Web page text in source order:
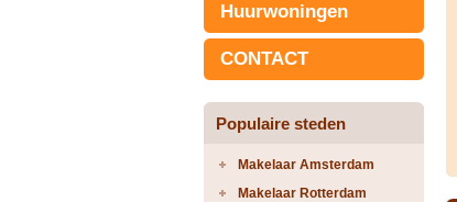
Huurwoningen
CONTACT
Populaire steden
Makelaar Amsterdam
Makelaar Rotterdam